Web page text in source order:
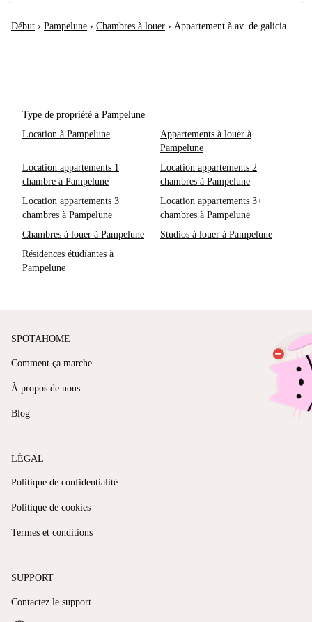
Début › Pampelune › Chambres à louer › Appartement à av. de galicia
Type de propriété à Pampelune
Location à Pampelune
Appartements à louer à
Pampelune
Location appartements 1
chambre à Pampelune
Location appartements 2
chambres à Pampelune
Location appartements 3
chambres à Pampelune
Location appartements 3+
chambres à Pampelune
Chambres à louer à Pampelune
Studios à louer à Pampelune
Résidences étudiantes à
Pampelune
SPOTAHOME
Comment ça marche
À propos de nous
Blog
LÉGAL
Politique de confidentialité
Politique de cookies
Termes et conditions
SUPPORT
Contactez le support